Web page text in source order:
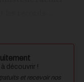
découvrir !
et recevoir nos